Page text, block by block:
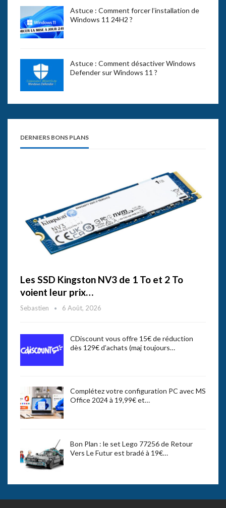
Astuce : Comment forcer l’installation de
Windows 11 24H2 ?
Astuce : Comment désactiver Windows
Defender sur Windows 11 ?
DERNIERS BONS PLANS
Les SSD Kingston NV3 de 1 To et 2 To
voient leur prix…
Sebastien 6 Août, 2026
CDiscount vous offre 15€ de réduction
dès 129€ d’achats (maj toujours…
Complétez votre configuration PC avec MS
Office 2024 à 19,99€ et…
Bon Plan : le set Lego 77256 de Retour
Vers Le Futur est bradé à 19€…